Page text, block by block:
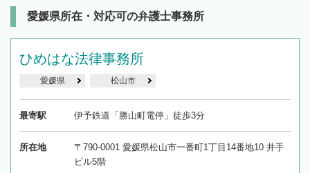
愛媛県所在・対応可の弁護士事務所
ひめはな法律事務所
愛媛県 松山市
最寄駅 伊予鉄道「勝山町電停」徒歩3分
所在地
〒790-0001 愛媛県松山市一番町1丁目14番地10 井手
ビル5階